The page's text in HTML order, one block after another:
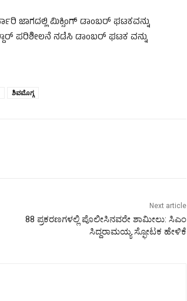
ಜಾಗದಲ್ಲಿ ಮಿಕ್ಸಿಂಗ್ ಡಾಂಬ‌ರ್ ಘಟಕವನ್ನು
ಪರಿಶೀಲನೆ ನಡೆಸಿ ಡಾಂಬರ್ ಘಟಕ ವನ್ನು
ಶಿವಮೊಗ್ಗ
Next article
88 ಪ್ರಕರಣಗಳಲ್ಲಿ ಪೊಲೀಸಿನವರೇ ಶಾಮೀಲು: ಸಿಎಂ
ಸಿದ್ದರಾಮಯ್ಯ ಸ್ಫೋಟಕ ಹೇಳಿಕೆ